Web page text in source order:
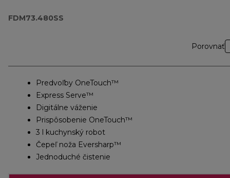
FDM73.480SS
Porovnať
Predvoľby OneTouch™
Express Serve™
Digitálne váženie
Prispôsobenie OneTouch™
3 l kuchynský robot
Čepeľ noža Eversharp™
Jednoduché čistenie